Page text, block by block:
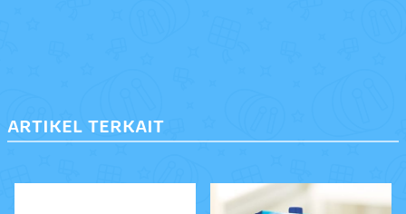
ARTIKEL TERKAIT